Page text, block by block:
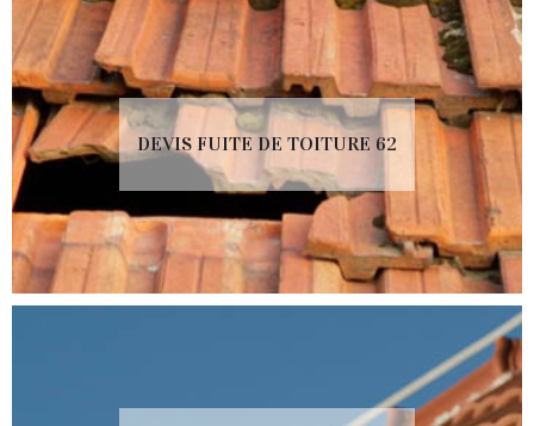
DEVIS FUITE DE TOITURE 62